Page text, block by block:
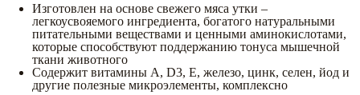
Изготовлен на основе свежего мяса утки –
легкоусвояемого ингредиента, богатого натуральными
питательными веществами и ценными аминокислотами,
которые способствуют поддержанию тонуса мышечной
ткани животного
Содержит витамины А, D3, Е, железо, цинк, селен, йод и
другие полезные микроэлементы, комплексно